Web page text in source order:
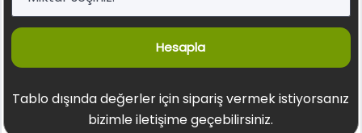
Hesapla
Tablo dışında değerler için sipariş vermek istiyorsanız
bizimle iletişime geçebilirsiniz.